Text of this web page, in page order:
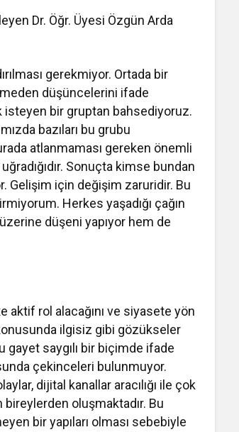
Dr. Öğr. Üyesi Özgün Arda
gerekmiyor. Ortada bir
düşüncelerini ifade
isteyen bir gruptan bahsediyoruz.
bazıları bu grubu
atlanmaması gereken önemli
Sonuçta kimse bundan
Gelişim için değişim zaruridir. Bu
Herkes yaşadığı çağın
düşeni yapıyor hem de
rol alacağını ve siyasete yön
ilgisiz gibi gözükseler
gayet saygılı bir biçimde ifade
çekinceleri bulunmuyor.
dijital kanallar aracılığı ile çok
bireylerden oluşmaktadır. Bu
bir yapıları olması sebebiyle